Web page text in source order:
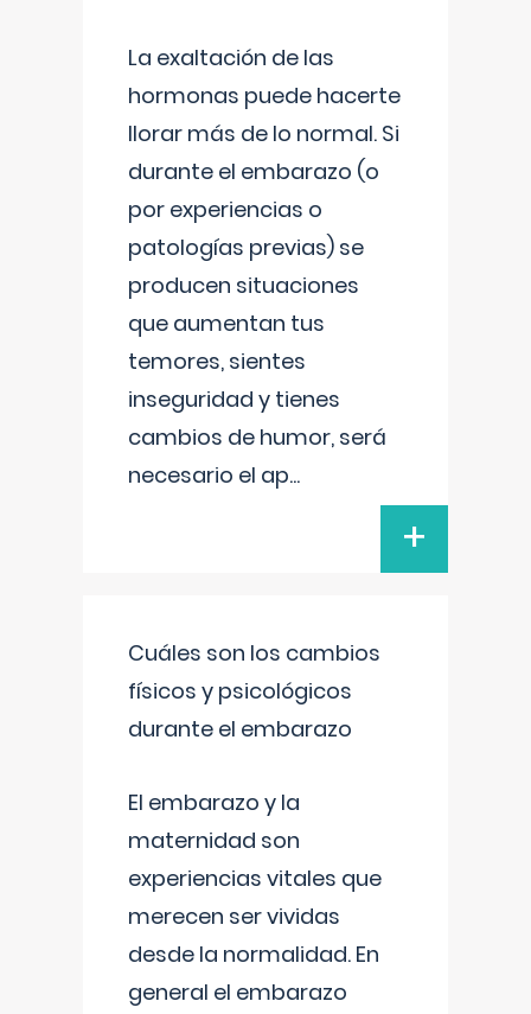
La exaltación de las
hormonas puede hacerte
llorar más de lo normal. Si
durante el embarazo (o
por experiencias o
patologías previas) se
producen situaciones
que aumentan tus
temores, sientes
inseguridad y tienes
cambios de humor, será
necesario el ap...
+
Cuáles son los cambios
físicos y psicológicos
durante el embarazo
El embarazo y la
maternidad son
experiencias vitales que
merecen ser vividas
desde la normalidad. En
general el embarazo